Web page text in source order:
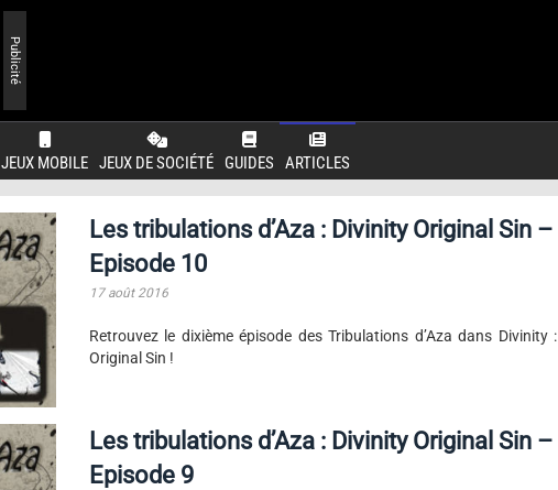
JEUX MOBILE JEUX DE SOCIÉTÉ GUIDES ARTICLES
Publicité
Les tribulations d’Aza : Divinity Original Sin –
Episode 10
17 août 2016
Retrouvez le dixième épisode des Tribulations d’Aza dans Divinity :
Original Sin !
Les tribulations d’Aza : Divinity Original Sin –
Episode 9